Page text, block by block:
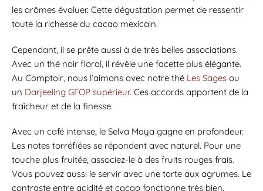
les arômes évoluer. Cette dégustation permet de ressentir
toute la richesse du cacao mexicain.
Cependant, il se prête aussi à de très belles associations.
Avec un thé noir floral, il révèle une facette plus élégante.
Au Comptoir, nous l’aimons avec notre thé Les Sages ou
un Darjeeling GFOP supérieur. Ces accords apportent de la
fraîcheur et de la finesse.
Avec un café intense, le Selva Maya gagne en profondeur.
Les notes torréfiées se répondent avec naturel. Pour une
touche plus fruitée, associez-le à des fruits rouges frais.
Vous pouvez aussi le servir avec une tarte aux agrumes. Le
contraste entre acidité et cacao fonctionne très bien.